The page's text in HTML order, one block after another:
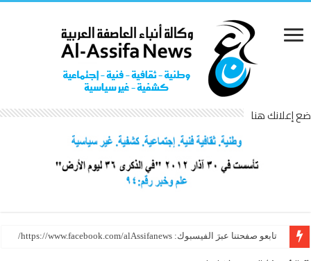
ضع إعلانك هنا
تابعو صفحتنا عبرَ الفيسبوك: https://www.facebook.com/alAssifanews/